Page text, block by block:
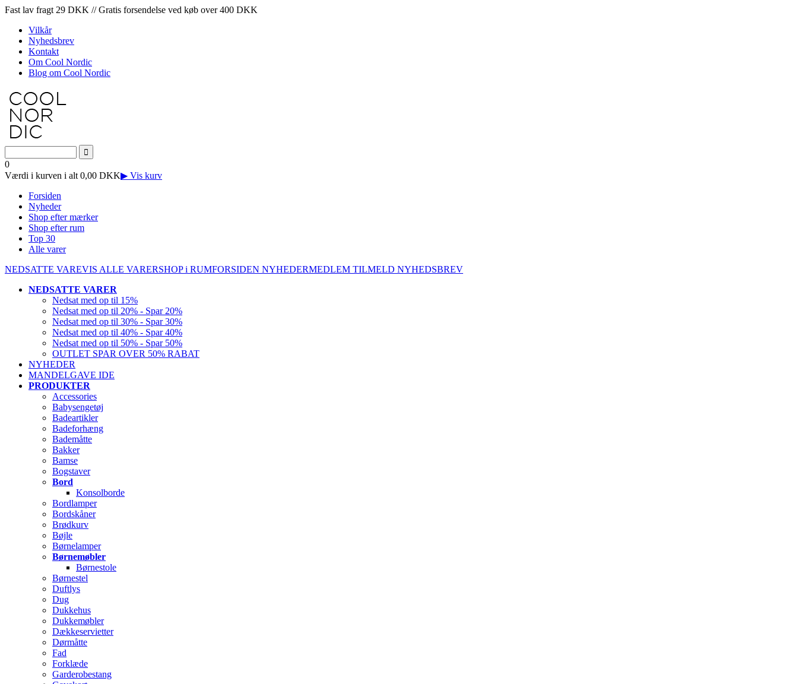
Fast lav fragt 29 DKK // Gratis forsendelse ved køb over 400 DKK
Vilkår
Nyhedsbrev
Kontakt
Om Cool Nordic
Blog om Cool Nordic
0
Værdi i kurven i alt 0,00 DKK▶ Vis kurv
Forsiden
Nyheder
Shop efter mærker
Shop efter rum
Top 30
Alle varer
NEDSATTE VAREVIS ALLE VARERSHOP i RUMFORSIDEN NYHEDERMEDLEM TILMELD NYHEDSBREV
NEDSATTE VARER
Nedsat med op til 15%
Nedsat med op til 20% - Spar 20%
Nedsat med op til 30% - Spar 30%
Nedsat med op til 40% - Spar 40%
Nedsat med op til 50% - Spar 50%
OUTLET SPAR OVER 50% RABAT
NYHEDER
MANDELGAVE IDE
PRODUKTER
Accessories
Babysengetøj
Badeartikler
Badeforhæng
Bademåtte
Bakker
Bamse
Bogstaver
Bord
Konsolborde
Bordlamper
Bordskåner
Brødkurv
Bøjle
Børnelamper
Børnemøbler
Børnestole
Børnestel
Duftlys
Dug
Dukkehus
Dukkemøbler
Dækkeservietter
Dørmåtte
Fad
Forklæde
Garderobestang